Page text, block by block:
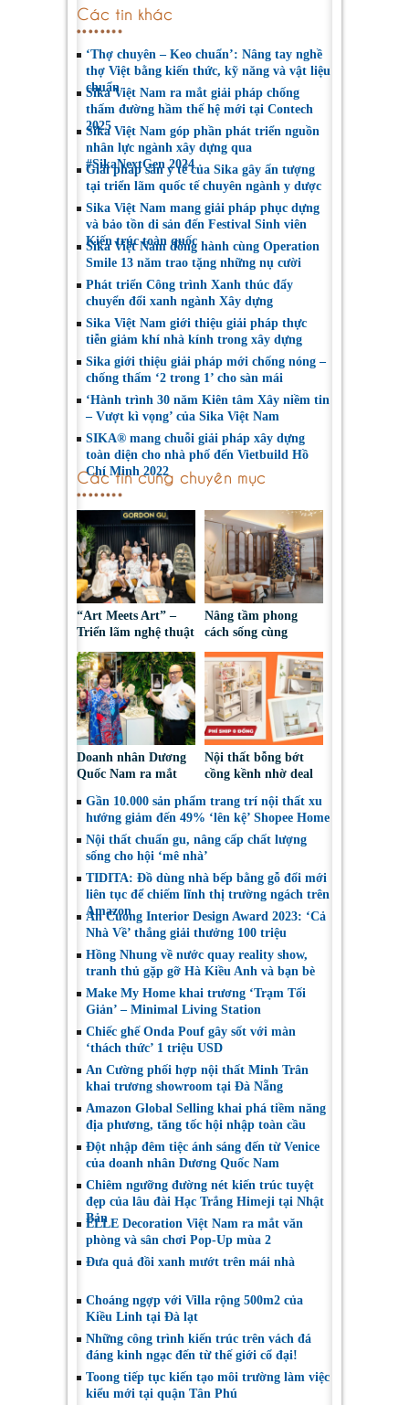
Các tin khác
‘Thợ chuyên – Keo chuẩn’: Nâng tay nghề
thợ Việt bằng kiến thức, kỹ năng và vật liệu
chuẩn
Sika Việt Nam ra mắt giải pháp chống
thấm đường hầm thế hệ mới tại Contech
2025
Sika Việt Nam góp phần phát triển nguồn
nhân lực ngành xây dựng qua
#SikaNextGen 2024
Giải pháp sàn y tế của Sika gây ấn tượng
tại triển lãm quốc tế chuyên ngành y dược
Sika Việt Nam mang giải pháp phục dựng
và bảo tồn di sản đến Festival Sinh viên
Kiến trúc toàn quốc
Sika Việt Nam đồng hành cùng Operation
Smile 13 năm trao tặng những nụ cười
Phát triển Công trình Xanh thúc đẩy
chuyển đổi xanh ngành Xây dựng
Sika Việt Nam giới thiệu giải pháp thực
tiễn giảm khí nhà kính trong xây dựng
Sika giới thiệu giải pháp mới chống nóng –
chống thấm ‘2 trong 1’ cho sàn mái
‘Hành trình 30 năm Kiên tâm Xây niềm tin
– Vượt kì vọng’ của Sika Việt Nam
SIKA® mang chuỗi giải pháp xây dựng
toàn diện cho nhà phố đến Vietbuild Hồ
Chí Minh 2022
Các tin cùng chuyên mục
“Art Meets Art” –
Triển lãm nghệ thuật
& thiết kế của
Hoàng Nam Group
quy tụ dàn sao Việt
Nâng tầm phong
cách sống cùng
Somerset Vista Ho
Chi Minh City
Doanh nhân Dương
Quốc Nam ra mắt
GORDON tại thị
trường Việt Nam
Nội thất bỗng bớt
cồng kềnh nhờ deal
đồng từ siêu sale
Shopee 7.7
Gần 10.000 sản phẩm trang trí nội thất xu
hướng giảm đến 49% ‘lên kệ’ Shopee Home
Nội thất chuẩn gu, nâng cấp chất lượng
sống cho hội ‘mê nhà’
TIDITA: Đồ dùng nhà bếp bằng gỗ đổi mới
liên tục để chiếm lĩnh thị trường ngách trên
Amazon
An Cuong Interior Design Award 2023: ‘Cả
Nhà Về’ thắng giải thưởng 100 triệu
Hồng Nhung về nước quay reality show,
tranh thủ gặp gỡ Hà Kiều Anh và bạn bè
Make My Home khai trương ‘Trạm Tối
Giản’ – Minimal Living Station
Chiếc ghế Onda Pouf gây sốt với màn
‘thách thức’ 1 triệu USD
An Cường phối hợp nội thất Minh Trân
khai trương showroom tại Đà Nẵng
Amazon Global Selling khai phá tiềm năng
địa phương, tăng tốc hội nhập toàn cầu
Đột nhập đêm tiệc ánh sáng đến từ Venice
của doanh nhân Dương Quốc Nam
Chiêm ngưỡng đường nét kiến trúc tuyệt
đẹp của lâu đài Hạc Trắng Himeji tại Nhật
Bản
ELLE Decoration Việt Nam ra mắt văn
phòng và sân chơi Pop-Up mùa 2
Đưa quả đồi xanh mướt trên mái nhà
Choáng ngợp với Villa rộng 500m2 của
Kiều Linh tại Đà lạt
Những công trình kiến trúc trên vách đá
đáng kinh ngạc đến từ thế giới cổ đại!
Toong tiếp tục kiến tạo môi trường làm việc
kiểu mới tại quận Tân Phú